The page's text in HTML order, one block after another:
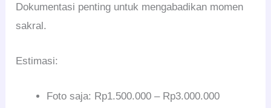
Dokumentasi penting untuk mengabadikan momen
sakral.
Estimasi:
Foto saja: Rp1.500.000 – Rp3.000.000